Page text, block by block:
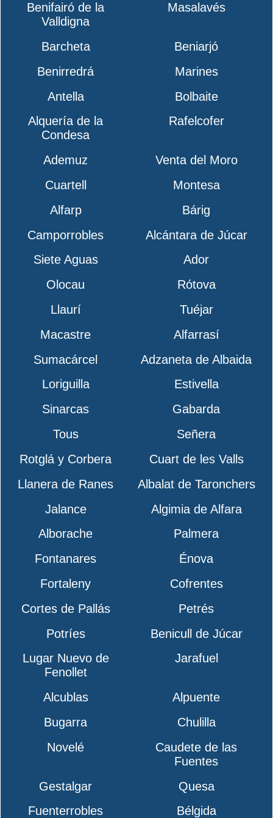
Benifairó de la
Valldigna
Masalavés
Barcheta
Beniarjó
Benirredrá
Marines
Antella
Bolbaite
Alquería de la
Condesa
Rafelcofer
Ademuz
Venta del Moro
Cuartell
Montesa
Alfarp
Bárig
Camporrobles
Alcántara de Júcar
Siete Aguas
Ador
Olocau
Rótova
Llaurí
Tuéjar
Macastre
Alfarrasí
Sumacárcel
Adzaneta de Albaida
Loriguilla
Estivella
Sinarcas
Gabarda
Tous
Señera
Rotglá y Corbera
Cuart de les Valls
Llanera de Ranes
Albalat de Taronchers
Jalance
Algimia de Alfara
Alborache
Palmera
Fontanares
Énova
Fortaleny
Cofrentes
Cortes de Pallás
Petrés
Potríes
Benicull de Júcar
Lugar Nuevo de
Fenollet
Jarafuel
Alcublas
Alpuente
Bugarra
Chulilla
Novelé
Caudete de las
Fuentes
Gestalgar
Quesa
Fuenterrobles
Bélgida